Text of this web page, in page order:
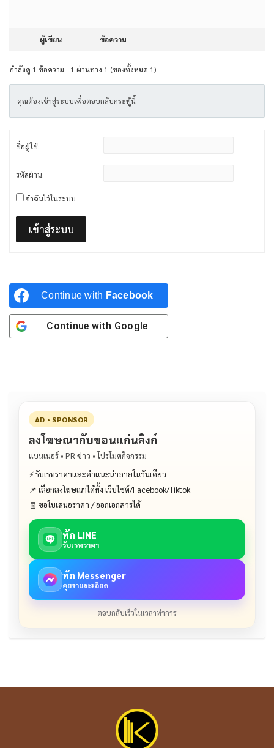
ผู้เขียน ข้อความ
กำลังดู 1 ข้อความ - 1 ผ่านทาง 1 (ของทั้งหมด 1)
คุณต้องเข้าสู่ระบบเพื่อตอบกลับกระทู้นี้
ชื่อผู้ใช้:
รหัสผ่าน:
จำฉันไว้ในระบบ
เข้าสู่ระบบ
Continue with Facebook
Continue with Google
AD • SPONSOR
ลงโฆษณากับขอนแก่นลิงก์
แบนเนอร์ • PR ข่าว • โปรโมตกิจกรรม
⚡ รับเรทราคาและคำแนะนำภายในวันเดียว
📌 เลือกลงโฆษณาได้ทั้ง เว็บไซต์/Facebook/Tiktok
🧾 ขอใบเสนอราคา / ออกเอกสารได้
ทัก LINE
รับเรทราคา
ทัก Messenger
คุยรายละเอียด
ตอบกลับเร็วในเวลาทำการ